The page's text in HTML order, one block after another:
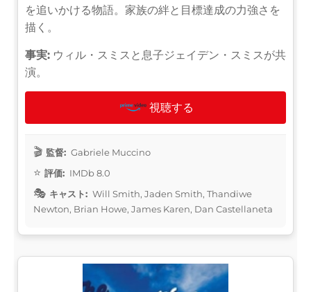
を追いかける物語。家族の絆と目標達成の力強さを
描く。
事実: ウィル・スミスと息子ジェイデン・スミスが共
演。
視聴する
監督: Gabriele Muccino
評価: IMDb 8.0
キャスト: Will Smith, Jaden Smith, Thandiwe
Newton, Brian Howe, James Karen, Dan Castellaneta